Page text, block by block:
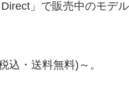
」で販売中のモデ
込・送料無料)～。